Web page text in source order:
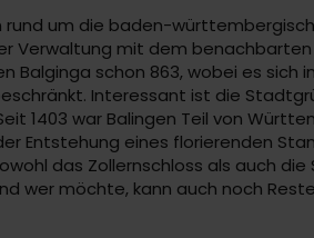
um die baden-
Verwaltung mit dem
Balginga schon 863, wobei es sich
Interessant ist die
1403 war Balingen Teil von
Entstehung eines florierenden
das Zollernschloss als auch
wer möchte, kann auch noch